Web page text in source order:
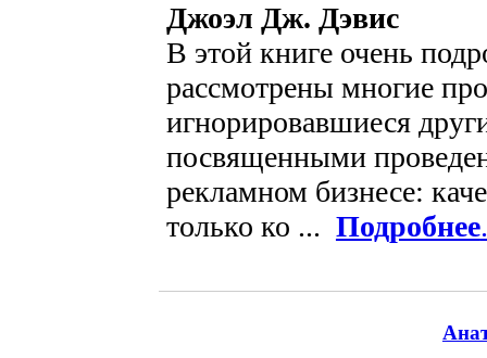
Джоэл Дж. Дэвис
В этой книге очень
рассмотрены многие
игнорировавшиеся
посвященными
рекламном бизнесе:
только ко ... Подробнее